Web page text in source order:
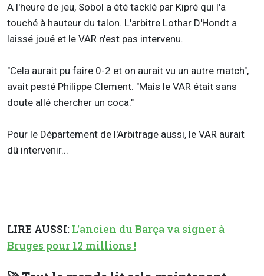
A l'heure de jeu, Sobol a été tacklé par Kipré qui l'a
touché à hauteur du talon. L'arbitre Lothar D'Hondt a
laissé joué et le VAR n'est pas intervenu.
"Cela aurait pu faire 0-2 et on aurait vu un autre match",
avait pesté Philippe Clement. "Mais le VAR était sans
doute allé chercher un coca."
Pour le Département de l'Arbitrage aussi, le VAR aurait
dû intervenir...
LIRE AUSSI: L'ancien du Barça va signer à
Bruges pour 12 millions !